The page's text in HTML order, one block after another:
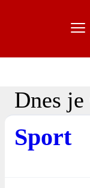
Dnes je
Sport